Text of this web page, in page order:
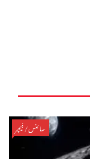
سائنس/فیچر